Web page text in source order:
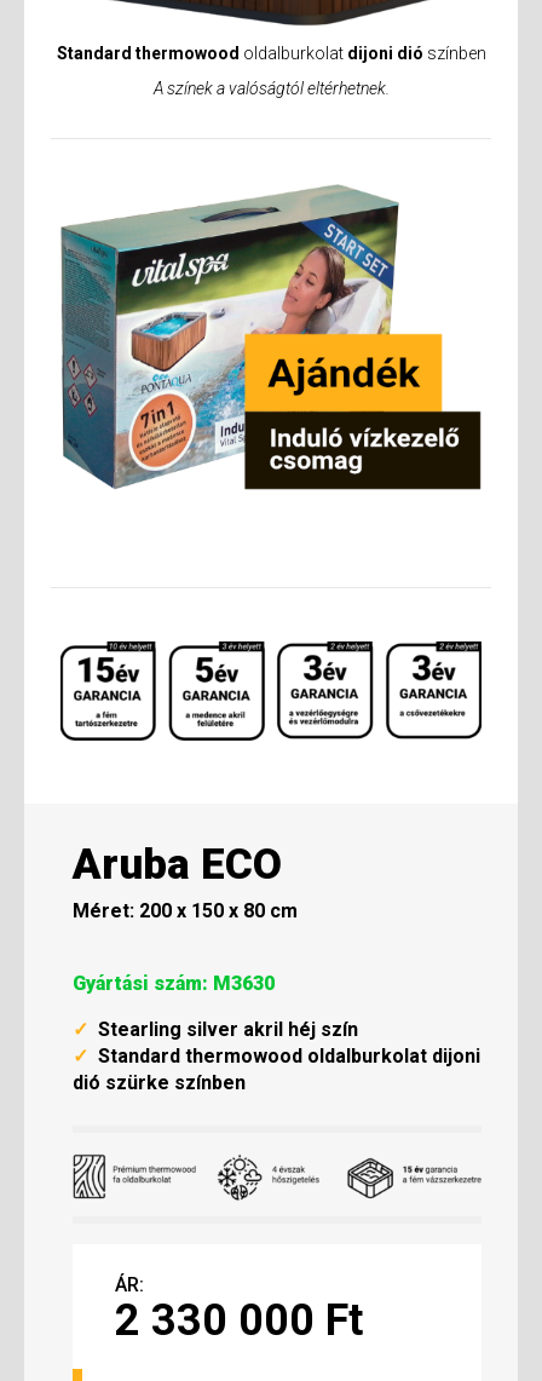
Standard thermowood oldalburkolat dijoni dió színben
A színek a valóságtól eltérhetnek.
Aruba ECO
Méret: 200 x 150 x 80 cm
Gyártási szám: M3630
✓ Stearling silver akril héj szín
✓ Standard thermowood oldalburkolat dijoni
dió szürke színben
ÁR:
2 330 000 Ft